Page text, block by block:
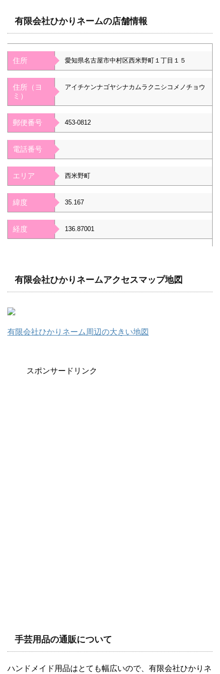
有限会社ひかりネームの店舗情報
住所 愛知県名古屋市中村区西米野町１丁目１５
住所（ヨ
ミ）
アイチケンナゴヤシナカムラクニシコメノチョウ
郵便番号 453-0812
電話番号
エリア 西米野町
緯度 35.167
経度 136.87001
有限会社ひかりネームアクセスマップ地図
有限会社ひかりネーム周辺の大きい地図
スポンサードリンク
手芸用品の通販について
ハンドメイド用品はとても幅広いので、有限会社ひかりネ